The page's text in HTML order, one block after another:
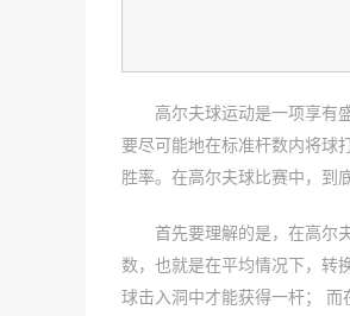
高尔夫球运动是一项享有
要尽可能地在标准杆数内将球
胜率。在高尔夫球比赛中，到
首先要理解的是，在高尔
数，也就是在平均情况下，转
球击入洞中才能获得一杆；